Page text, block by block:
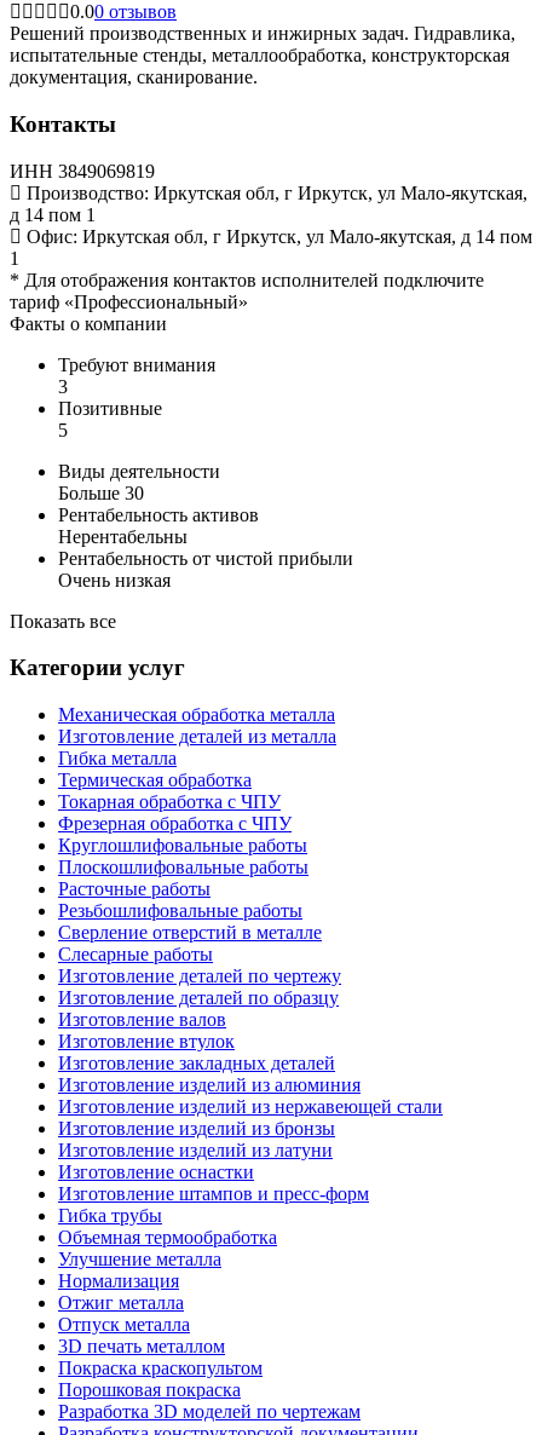
0.00 отзывов
Решений производственных и инжирных задач. Гидравлика,
испытательные стенды, металлообработка, конструкторская
документация, сканирование.
Контакты
ИНН 3849069819
Производство: Иркутская обл, г Иркутск, ул Мало-якутская,
д 14 пом 1
Офис: Иркутская обл, г Иркутск, ул Мало-якутская, д 14 пом
1
* Для отображения контактов исполнителей подключите
тариф «Профессиональный»
Факты о компании
Требуют внимания
3
Позитивные
5
Виды деятельности
Больше 30
Рентабельность активов
Нерентабельны
Рентабельность от чистой прибыли
Очень низкая
Показать все
Категории услуг
Механическая обработка металла
Изготовление деталей из металла
Гибка металла
Термическая обработка
Токарная обработка с ЧПУ
Фрезерная обработка c ЧПУ
Круглошлифовальные работы
Плоскошлифовальные работы
Расточные работы
Резьбошлифовальные работы
Сверление отверстий в металле
Слесарные работы
Изготовление деталей по чертежу
Изготовление деталей по образцу
Изготовление валов
Изготовление втулок
Изготовление закладных деталей
Изготовление изделий из алюминия
Изготовление изделий из нержавеющей стали
Изготовление изделий из бронзы
Изготовление изделий из латуни
Изготовление оснастки
Изготовление штампов и пресс-форм
Гибка трубы
Объемная термообработка
Улучшение металла
Нормализация
Отжиг металла
Отпуск металла
3D печать металлом
Покраска краскопультом
Порошковая покраска
Разработка 3D моделей по чертежам